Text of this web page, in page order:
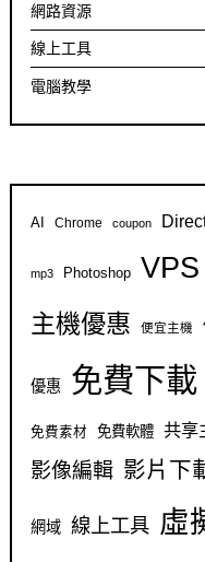
網路資源
線上工具
電腦教學
AI Chrome coupon
mp3 Photoshop VPS
主機優惠 便宜主機
優惠 免費下載
免費素材 免費軟體 共享
影像編輯 影片下
網域 線上工具 虛